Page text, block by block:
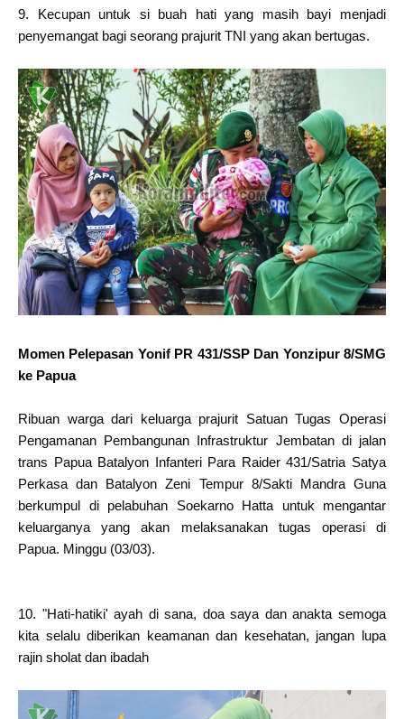
9. Kecupan untuk si buah hati yang masih bayi menjadi
penyemangat bagi seorang prajurit TNI yang akan bertugas.
Momen Pelepasan Yonif PR 431/SSP Dan Yonzipur 8/SMG
ke Papua
Ribuan warga dari keluarga prajurit Satuan Tugas Operasi
Pengamanan Pembangunan Infrastruktur Jembatan di jalan
trans Papua Batalyon Infanteri Para Raider 431/Satria Satya
Perkasa dan Batalyon Zeni Tempur 8/Sakti Mandra Guna
berkumpul di pelabuhan Soekarno Hatta untuk mengantar
keluarganya yang akan melaksanakan tugas operasi di
Papua. Minggu (03/03).
10. "Hati-hatiki' ayah di sana, doa saya dan anakta semoga
kita selalu diberikan keamanan dan kesehatan, jangan lupa
rajin sholat dan ibadah